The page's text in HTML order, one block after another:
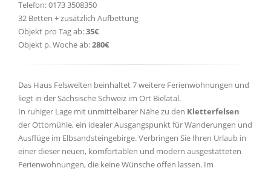
Telefon: 0173 3508350
32 Betten + zusätzlich Aufbettung
Objekt pro Tag ab:35€
Objekt p. Woche ab:280€
Das Haus Felswelten beinhaltet 7 weitere Ferienwohnungen und
liegt in der Sächsische Schweiz im Ort Bielatal.
In ruhiger Lage mit unmittelbarer Nähe zu den Kletterfelsen
der Ottomühle, ein idealer Ausgangspunkt für Wanderungen und
Ausflüge im Elbsandsteingebirge. Verbringen Sie Ihren Urlaub in
einer dieser neuen, komfortablen und modern ausgestatteten
Ferienwohnungen, die keine Wünsche offen lassen. Im